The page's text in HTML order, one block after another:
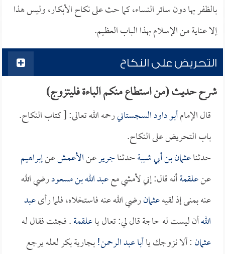
بالظفر بها دون سائر النساء، كما حث على نكاح الأبكار، وليس هذا
إلا عناية من الإسلام بهذا الباب العظيم.
التحريض على النكاح
شرح حديث (من استطاع منكم الباءة فليتزوج)
قال الإمامأبو داود السجستانيرحمه الله تعالى: [ كتاب النكاح.
باب التحريض على النكاح.
حدثناعثمان بن أبي شيبةحدثناجريرعنالأعمشعنإبراهيم
عنعلقمةأنه قال: إني لأمشي مععبد الله بن مسعودرضي الله
عنه بمنى إذ لقيهعثمانرضي الله عنه فاستخلاه، فلما رأىعبد
اللهأن ليست له حاجة قال لي: تعال ياعلقمة. فجئت فقال له
عثمان: ألا نزوجك ياأبا عبد الرحمن!بجارية بكر لعله يرجع